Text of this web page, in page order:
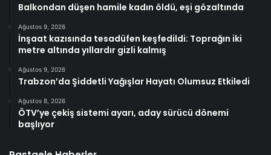
Balkondan düşen hamile kadın öldü, eşi gözaltında
Ağustos 9, 2026
İnşaat kazısında tesadüfen keşfedildi: Toprağın iki
metre altında yıllardır gizli kalmış
Ağustos 9, 2026
Trabzon’da Şiddetli Yağışlar Hayatı Olumsuz Etkiledi
Ağustos 8, 2026
ÖTV’ye çekiş sistemi ayarı, aday sürücü dönemi
başlıyor